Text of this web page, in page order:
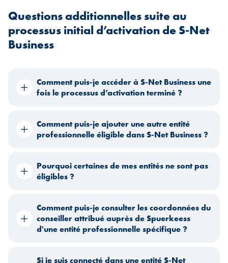
Questions additionnelles suite au
processus initial d’activation de S-Net
Business
Comment puis-je accéder à S-Net Business une
fois le processus d’activation terminé ?
Comment puis-je ajouter une autre entité
professionnelle éligible dans S-Net Business ?
Pourquoi certaines de mes entités ne sont pas
éligibles ?
Comment puis-je consulter les coordonnées du
conseiller attribué auprès de Spuerkeess
d'une entité professionnelle spécifique ?
Si je suis connecté dans une entité S-Net